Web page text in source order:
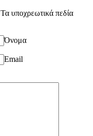
Τα υποχρεωτικά πεδία
Όνομα
Email